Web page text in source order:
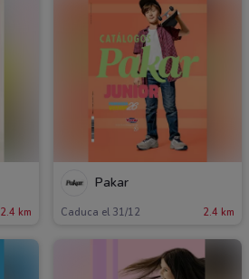
2.4 km
Pakar
Caduca el 31/12 2.4 km